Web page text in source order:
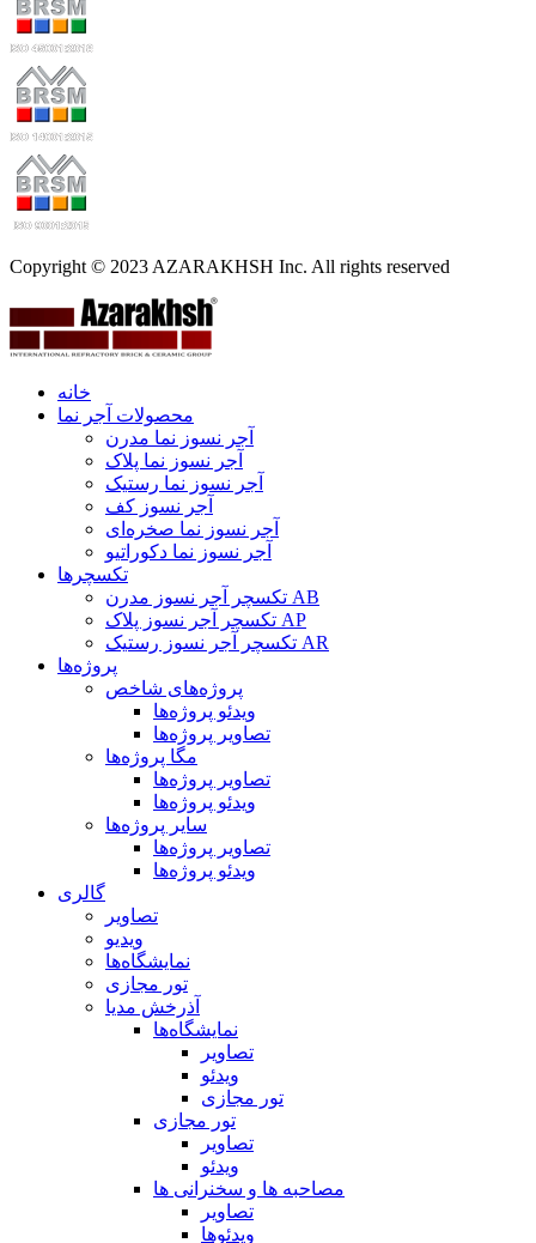
Copyright © 2023 AZARAKHSH Inc. All rights reserved
خانه
محصولات آجر نما
آجر نسوز نما مدرن
آجر نسوز نما پلاک
آجر نسوز نما رستیک
آجر نسوز کف
آجر نسوز نما صخره‌ای
آجر نسوز نما دکوراتیو
تکسچرها
تکسچر آجر نسوز مدرن AB
تکسچر آجر نسوز پلاک AP
تکسچر آجر نسوز رستیک AR
پروژه‌ها
پروژه‌های شاخص
ویدئو پروژه‌ها
تصاویر پروژه‌ها
مگا پروژه‌ها
تصاویر پروژه‌ها
ویدئو پروژه‌ها
سایر پروژه‌ها
تصاویر پروژه‌ها
ویدئو پروژه‌ها
گالری
تصاویر
ویدیو
نمایشگاه‌ها
تور مجازی
آذرخش مدیا
نمایشگاه‌ها
تصاویر
ویدئو
تور مجازی
تور مجازی
تصاویر
ویدئو
مصاحبه ها و سخنرانی ها
تصاویر
ویدئوها